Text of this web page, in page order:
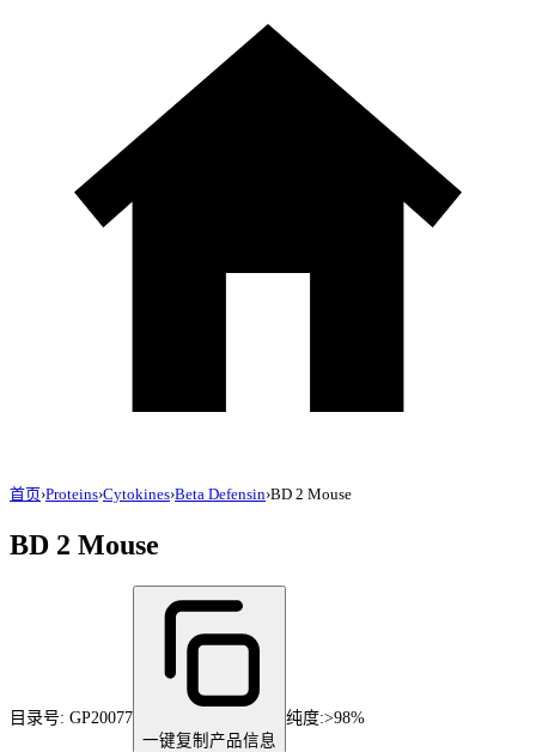
首页›Proteins›Cytokines›Beta Defensin›BD 2 Mouse
BD 2 Mouse
目录号: GP20077
一键复制产品信息
纯度:>98%